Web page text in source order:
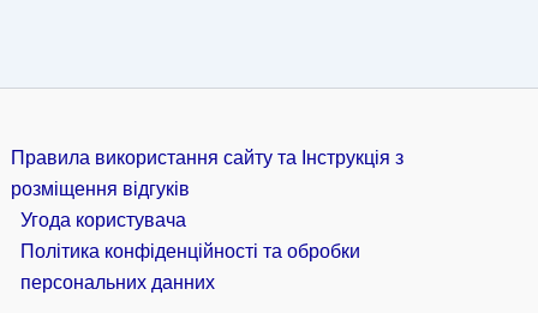
Правила використання сайту та Інструкція з
розміщення відгуків
Угода користувача
Політика конфіденційності та обробки
персональних данних